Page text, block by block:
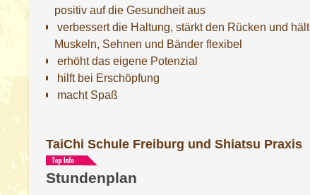
positiv auf die Gesundheit aus
verbessert die Haltung, stärkt den Rücken und hält
Muskeln, Sehnen und Bänder flexibel
erhöht das eigene Potenzial
hilft bei Erschöpfung
macht Spaß
TaiChi Schule Freiburg und Shiatsu Praxis
Stundenplan